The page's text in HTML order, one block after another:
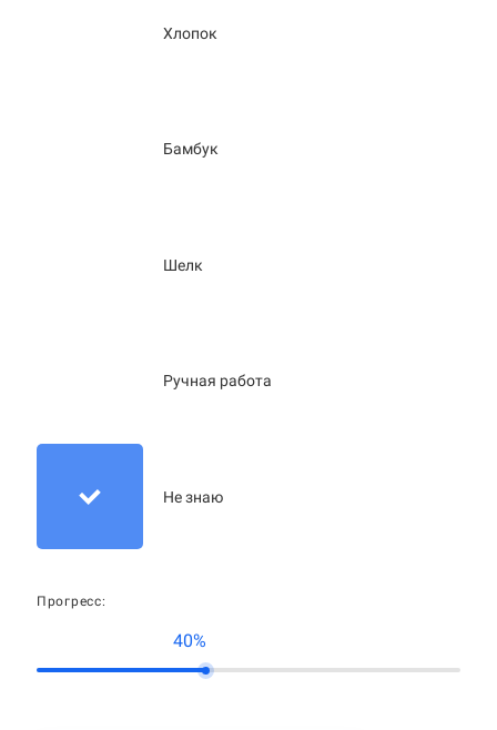
Хлопок
Бамбук
Шелк
Ручная работа
Не знаю
Прогресс:
40%